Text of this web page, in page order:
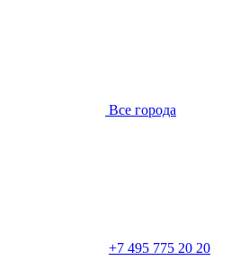
Все города
+7 495 775 20 20